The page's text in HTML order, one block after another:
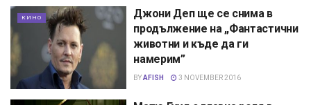
КИНО
Джони Деп ще се снима в
продължение на „Фантастични
животни и къде да ги
намерим”
BYAFISH 3 NOVEMBER 2016